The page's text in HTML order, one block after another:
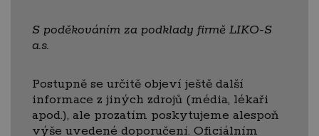
S poděkováním za podklady firmě LIKO-S
a.s.
Postupně se určitě objeví ještě další
informace z jiných zdrojů (média, lékaři
apod.), ale prozatím poskytujeme alespoň
výše uvedené doporučení. Oficiálním